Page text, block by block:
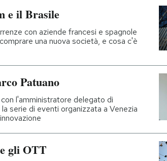
e il Brasile
con aziende francesi e spagnole
una nuova società, e cosa c'è
Patuano
l'amministratore delegato di
serie di eventi organizzata a Venezia
gli OTT